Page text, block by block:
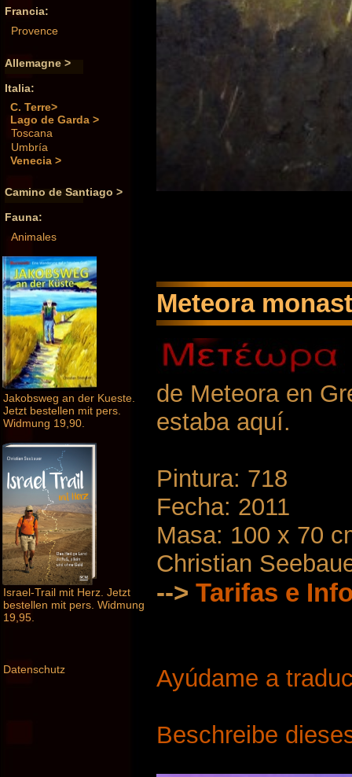
Francia:
Provence
Allemagne >
Italia:
C. Terre>
Lago de Garda >
Toscana
Umbría
Venecia >
Camino de Santiago >
Fauna:
Animales
Jakobsweg an der Kueste.
Jetzt bestellen mit pers.
Widmung 19,90.
Israel-Trail mit Herz. Jetzt
bestellen mit pers. Widmung
19,95.
Datenschutz
Meteora
de Meteora en
estaba aquí.
Pintura: 718
Fecha: 2011
Masa: 100 x 70
Christian
--> Tarifas e
Ayúdame a
Beschreibe